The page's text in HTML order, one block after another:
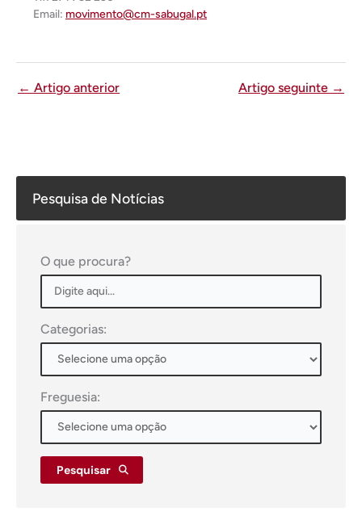
Pesquisa de Notícias
O que procura?
Categorias:
Freguesia:
Pesquisar
Email: movimento@cm-sabugal.pt
← Artigo anterior Artigo seguinte →